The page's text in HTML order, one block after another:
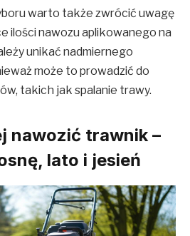
warto także zwrócić uwagę
ilości nawozu aplikowanego na
unikać nadmiernego
może to prowadzić do
takich jak spalanie trawy.
nawozić trawnik –
lato i jesień